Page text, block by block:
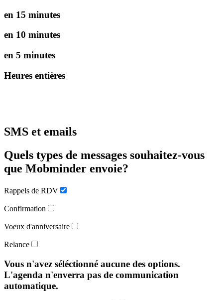
en 15 minutes
en 10 minutes
en 5 minutes
Heures entières
SMS et emails
Quels types de messages souhaitez-vous
que Mobminder envoie?
Rappels de RDV
Confirmation
Voeux d'anniversaire
Relance
Vous n'avez séléctionné aucune des options.
L'agenda n'enverra pas de communication
automatique.